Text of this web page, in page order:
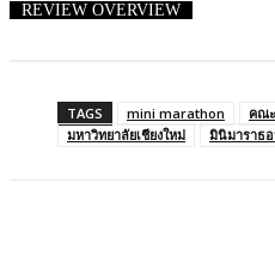
REVIEW OVERVIEW
TAGS mini marathon คณ
มหาวิทยาลัยเชียงใหม่
มินิมาราธ